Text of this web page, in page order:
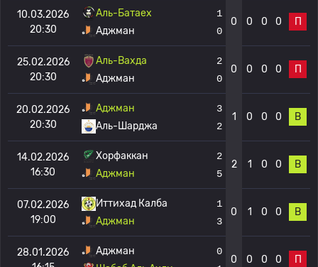
10.03.2026
20:30
Аль-Батаех
Аджман
1
0
0 0 0 0 П
25.02.2026
20:30
Аль-Вахда
Аджман
2
0
0 0 0 0 П
20.02.2026
20:30
Аджман
Аль-Шарджа
3
2
1 0 0 0 В
14.02.2026
16:30
Хорфаккан
Аджман
2
5
2 1 0 0 В
07.02.2026
19:00
Иттихад Калба
Аджман
1
3
0 1 0 0 В
28.01.2026
Аджман
0
0 0 0 0 П